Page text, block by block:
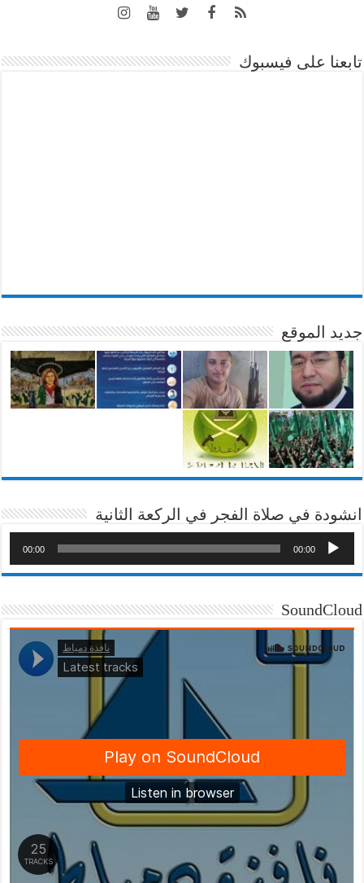
تابعنا على فيسبوك
جديد الموقع
انشودة في صلاة الفجر في الركعة الثانية
00:00
00:00
SoundCloud